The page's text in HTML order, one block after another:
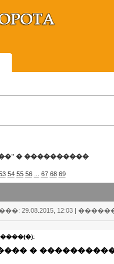
� ����������
54 55 56 67 68 69
29.08.2015, 12:03 |
�